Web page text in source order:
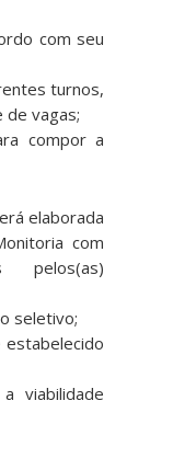
com seu
turnos,
de vagas;
compor a
elaborada
com
pelos(as)
seletivo;
viabilidade